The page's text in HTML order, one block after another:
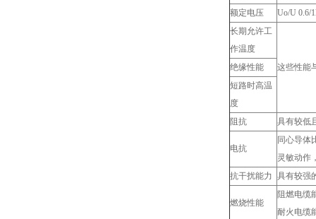
额定电压
Uo/U 0.6/
长期允许工
作温度
这些性能
绝缘性能
短路时高温
度
阻抗
具有较低
电抗
同心导体
灵敏动作
抗干扰能力 具有较强
燃烧性能
阻燃电缆
耐火电缆